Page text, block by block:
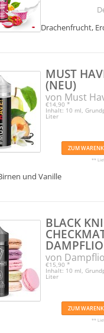
Drachenfrucht,
MUST
(NEU)
von Must
€14,90 *
Inhalt: 10 ml,
Liter
ZUM
**
und Vanille
BLACK
von
€15,90 *
Inhalt: 10 ml,
Liter
ZUM
**